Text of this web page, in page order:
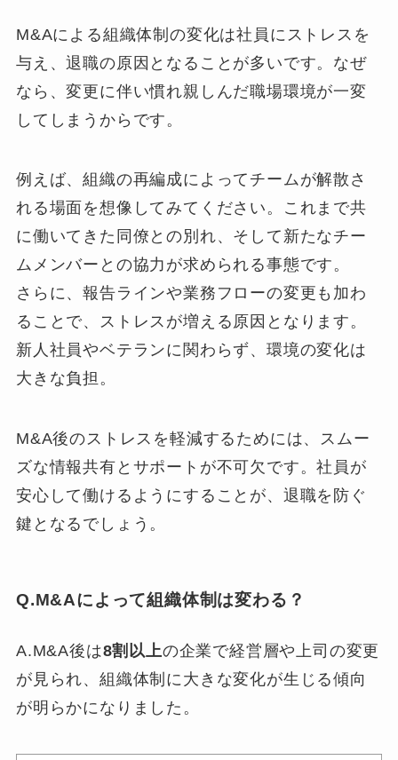
M&Aによる組織体制の変化は社員にストレスを
与え、退職の原因となることが多いです。なぜ
なら、変更に伴い慣れ親しんだ職場環境が一変
してしまうからです。
例えば、組織の再編成によってチームが解散さ
れる場面を想像してみてください。これまで共
に働いてきた同僚との別れ、そして新たなチー
ムメンバーとの協力が求められる事態です。
さらに、報告ラインや業務フローの変更も加わ
ることで、ストレスが増える原因となります。
新人社員やベテランに関わらず、環境の変化は
大きな負担。
M&A後のストレスを軽減するためには、スムー
ズな情報共有とサポートが不可欠です。社員が
安心して働けるようにすることが、退職を防ぐ
鍵となるでしょう。
Q.M&Aによって組織体制は変わる？
A.M&A後は8割以上の企業で経営層や上司の変更
が見られ、組織体制に大きな変化が生じる傾向
が明らかになりました。